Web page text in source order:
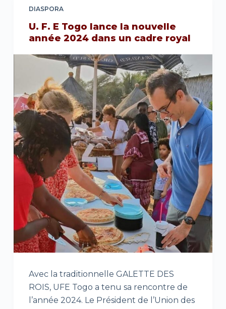
DIASPORA
U. F. E Togo lance la nouvelle
année 2024 dans un cadre royal
Avec la traditionnelle GALETTE DES
ROIS, UFE Togo a tenu sa rencontre de
l’année 2024. Le Président de l’Union des